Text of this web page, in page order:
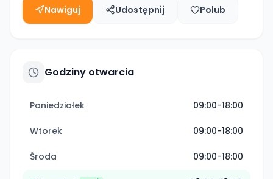
Nawiguj Udostępnij Polub
Godziny otwarcia
Poniedziałek 09:00-18:00
Wtorek 09:00-18:00
Środa 09:00-18:00